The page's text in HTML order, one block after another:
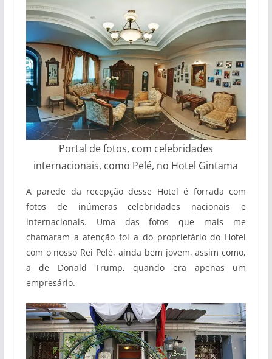
Portal de fotos, com celebridades
internacionais, como Pelé, no Hotel Gintama
A parede da recepção desse Hotel é forrada com
fotos de inúmeras celebridades nacionais e
internacionais. Uma das fotos que mais me
chamaram a atenção foi a do proprietário do Hotel
com o nosso Rei Pelé, ainda bem jovem, assim como,
a de Donald Trump, quando era apenas um
empresário.